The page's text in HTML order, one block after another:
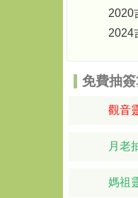
2020
2024
免費抽
觀音
月老
媽祖